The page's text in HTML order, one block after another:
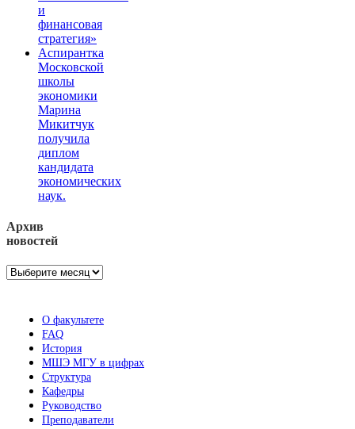
и
финансовая
стратегия»
Аспирантка
Московской
школы
экономики
Марина
Микитчук
получила
диплом
кандидата
экономических
наук.
Архив
новостей
Архив
О факультете
FAQ
История
МШЭ МГУ в цифрах
Структура
Кафедры
Руководство
Преподаватели